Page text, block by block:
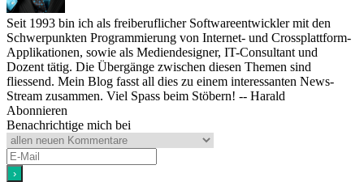
Seit 1993 bin ich als freiberuflicher Softwareentwickler mit den
Schwerpunkten Programmierung von Internet- und Crossplattform-
Applikationen, sowie als Mediendesigner, IT-Consultant und
Dozent tätig. Die Übergänge zwischen diesen Themen sind
fliessend. Mein Blog fasst all dies zu einem interessanten News-
Stream zusammen. Viel Spass beim Stöbern! -- Harald
Abonnieren
Benachrichtige mich bei